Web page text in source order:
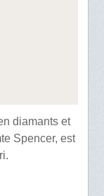
diamants et
Spencer, est